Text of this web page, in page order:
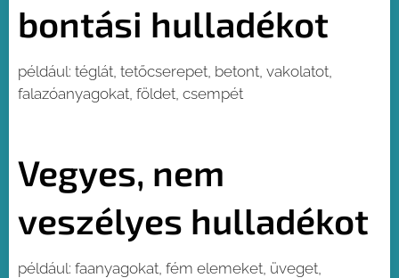
bontási hulladékot
például: téglát, tetőcserepet, betont, vakolatot,
falazóanyagokat, földet, csempét
Vegyes, nem
veszélyes hulladékot
például: faanyagokat, fém elemeket, üveget,